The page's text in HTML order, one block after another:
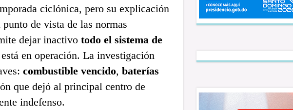
ciclónica, pero su explicación
de vista de las normas
dejar inactivo todo el sistema de
en operación. La investigación
combustible vencido, baterías
que dejó al principal centro de
indefenso.